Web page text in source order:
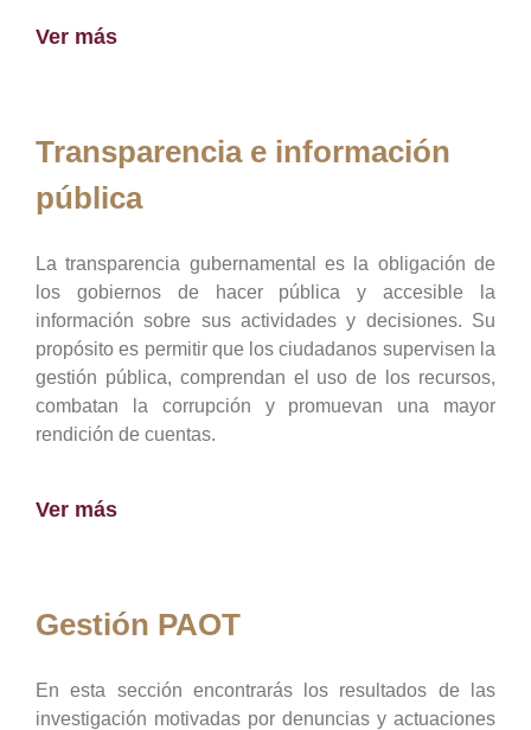
Ver más
Transparencia e información
pública
La transparencia gubernamental es la obligación de
los gobiernos de hacer pública y accesible la
información sobre sus actividades y decisiones. Su
propósito es permitir que los ciudadanos supervisen la
gestión pública, comprendan el uso de los recursos,
combatan la corrupción y promuevan una mayor
rendición de cuentas.
Ver más
Gestión PAOT
En esta sección encontrarás los resultados de las
investigación motivadas por denuncias y actuaciones